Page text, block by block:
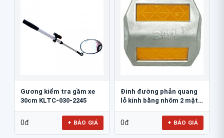
Gương kiểm tra gầm xe
30cm KLTC-030-2245
0đ + BÁO GIÁ
Đinh đường phản quang
lỗ kính bằng nhôm 2 mặt
0đ + BÁO GIÁ